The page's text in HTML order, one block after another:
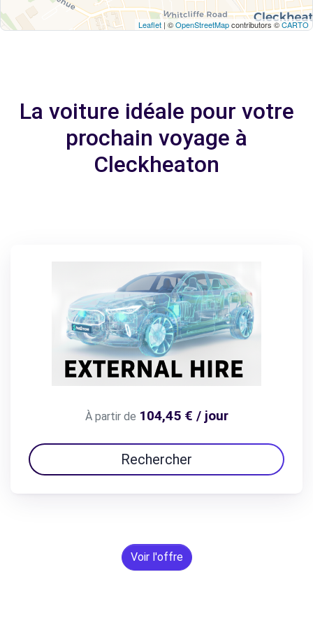
Leaflet | ©OpenStreetMapcontributors ©CARTO
La voiture idéale pour votre
prochain voyage à
Cleckheaton
À partir de 104,45 € / jour
Rechercher
Voir l'offre